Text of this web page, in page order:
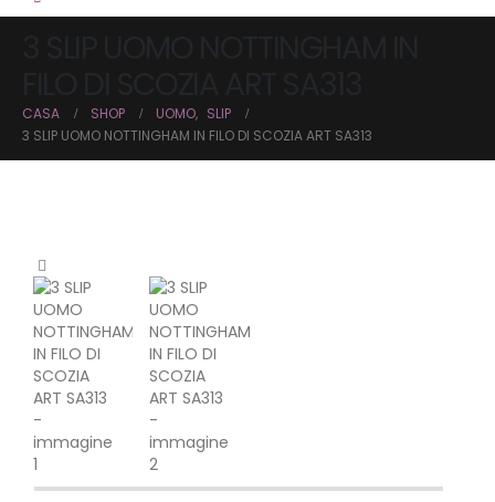
CASA SHOP UOMO, SLIP
3 SLIP UOMO NOTTINGHAM IN FILO DI SCOZIA ART SA313